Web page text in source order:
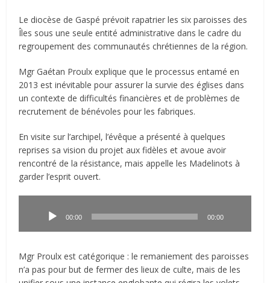
Le diocèse de Gaspé prévoit rapatrier les six paroisses des
Îles sous une seule entité administrative dans le cadre du
regroupement des communautés chrétiennes de la région.
Mgr Gaétan Proulx explique que le processus entamé en
2013 est inévitable pour assurer la survie des églises dans
un contexte de difficultés financières et de problèmes de
recrutement de bénévoles pour les fabriques.
En visite sur l’archipel, l’évêque a présenté à quelques
reprises sa vision du projet aux fidèles et avoue avoir
rencontré de la résistance, mais appelle les Madelinots à
garder l’esprit ouvert.
00:00 00:00
Mgr Proulx est catégorique : le remaniement des paroisses
n’a pas pour but de fermer des lieux de culte, mais de les